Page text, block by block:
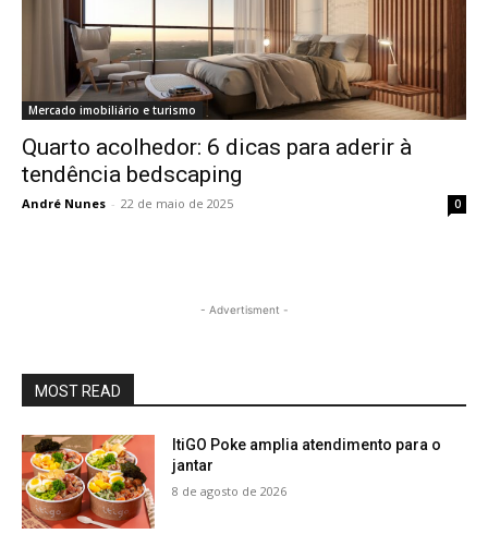
Mercado imobiliário e turismo
Quarto acolhedor: 6 dicas para aderir à
tendência bedscaping
André Nunes - 22 de maio de 2025 0
- Advertisment -
MOST READ
ItiGO Poke amplia atendimento para o
jantar
8 de agosto de 2026